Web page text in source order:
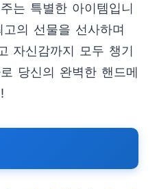
는 특별한 아이템입니
의 선물을 선사하며
자신감까지 모두 챙기
당신의 완벽한 핸드메